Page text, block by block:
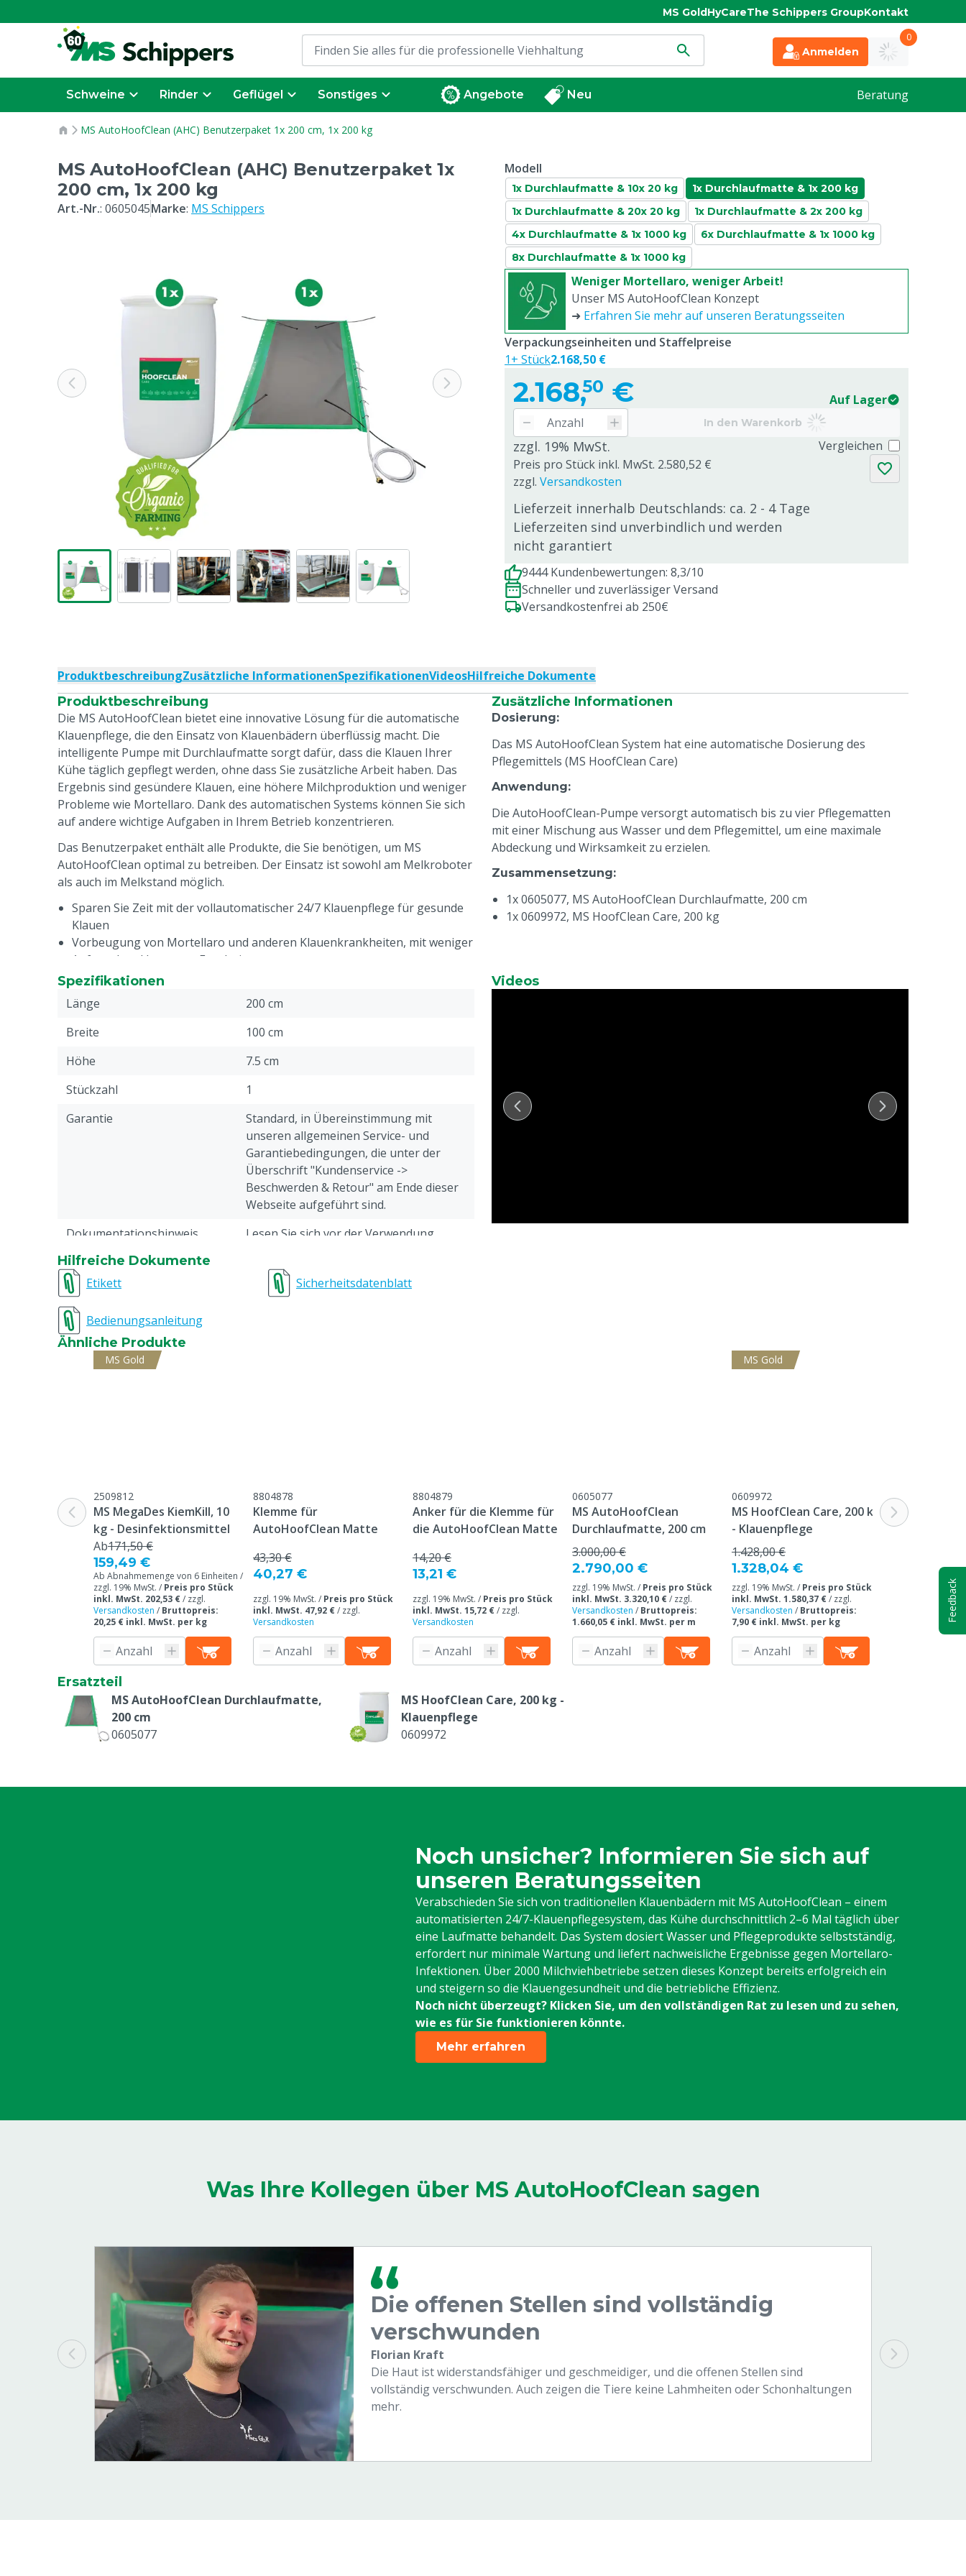
MS GoldHyCareThe Schippers GroupKontakt
Anmelden
0
Schweine Rinder Geflügel Sonstiges Angebote Neu Beratung
MS AutoHoofClean (AHC) Benutzerpaket 1x 200 cm, 1x 200 kg
MS AutoHoofClean (AHC) Benutzerpaket 1x
200 cm, 1x 200 kg
Art.-Nr.: 0605045Marke: MS Schippers
Modell
1x Durchlaufmatte & 10x 20 kg
1x Durchlaufmatte & 1x 200 kg
1x Durchlaufmatte & 20x 20 kg
1x Durchlaufmatte & 2x 200 kg
4x Durchlaufmatte & 1x 1000 kg
6x Durchlaufmatte & 1x 1000 kg
8x Durchlaufmatte & 1x 1000 kg
Weniger Mortellaro, weniger Arbeit!
Unser MS AutoHoofClean Konzept
➜ Erfahren Sie mehr auf unseren Beratungsseiten
2.168,50 € Auf Lager
In den Warenkorb
zzgl. 19% MwSt.
Preis pro Stück inkl. MwSt. 2.580,52 €
zzgl. Versandkosten
Lieferzeit innerhalb Deutschlands: ca. 2 - 4 Tage
Lieferzeiten sind unverbindlich und werden
nicht garantiert
Vergleichen
Verpackungseinheiten und Staffelpreise
1+ Stück2.168,50 €
9444 Kundenbewertungen: 8,3/10
Schneller und zuverlässiger Versand
Versandkostenfrei ab 250€
ProduktbeschreibungZusätzliche InformationenSpezifikationenVideosHilfreiche Dokumente
Produktbeschreibung
Die MS AutoHoofClean bietet eine innovative Lösung für die automatische
Klauenpflege, die den Einsatz von Klauenbädern überflüssig macht. Die
intelligente Pumpe mit Durchlaufmatte sorgt dafür, dass die Klauen Ihrer
Kühe täglich gepflegt werden, ohne dass Sie zusätzliche Arbeit haben. Das
Ergebnis sind gesündere Klauen, eine höhere Milchproduktion und weniger
Probleme wie Mortellaro. Dank des automatischen Systems können Sie sich
auf andere wichtige Aufgaben in Ihrem Betrieb konzentrieren.
Das Benutzerpaket enthält alle Produkte, die Sie benötigen, um MS
AutoHoofClean optimal zu betreiben. Der Einsatz ist sowohl am Melkroboter
als auch im Melkstand möglich.
Sparen Sie Zeit mit der vollautomatischer 24/7 Klauenpflege für gesunde
Klauen
Vorbeugung von Mortellaro und anderen Klauenkrankheiten, mit weniger
Aufwand und besseren Ergebnissen
Einfache Installation und minimale Wartung, keine Arbeit mehr mit
Vollständiges Eintauchen der Klauen für optimale Pflege
Bequem und stressfrei für die Kühe, ohne Verwendung von scharfen
Schnelle Ergebnisse mit bewährter Wirksamkeit
Zusätzliche Informationen
Dosierung:
Das MS AutoHoofClean System hat eine automatische Dosierung des
Pflegemittels (MS HoofClean Care)
Anwendung:
Die AutoHoofClean-Pumpe versorgt automatisch bis zu vier Pflegematten
mit einer Mischung aus Wasser und dem Pflegemittel, um eine maximale
Abdeckung und Wirksamkeit zu erzielen.
Zusammensetzung:
1x 0605077, MS AutoHoofClean Durchlaufmatte, 200 cm
1x 0609972, MS HoofClean Care, 200 kg
Spezifikationen
Länge
200 cm
Breite
100 cm
Höhe
7.5 cm
Stückzahl
1
Garantie
Standard, in Übereinstimmung mit
unseren allgemeinen Service- und
Garantiebedingungen, die unter der
Überschrift "Kundenservice ->
Beschwerden & Retour" am Ende dieser
Webseite aufgeführt sind.
Dokumentationshinweis
Lesen Sie sich vor der Verwendung
durch.
Tierarten
Rindvieh
Tierartenspezifisch
CLP-Verordnung
Videos
Hilfreiche Dokumente
Etikett
Sicherheitsdatenblatt
Bedienungsanleitung
Ähnliche Produkte
MS Gold
2509812
MS MegaDes KiemKill, 10
kg - Desinfektionsmittel
Ab171,50 €
159,49 €
Ab Abnahmemenge von 6 Einheiten /
zzgl. 19% MwSt. / Preis pro Stück
inkl. MwSt. 202,53 €/ zzgl.
Versandkosten / Bruttopreis:
20,25 € inkl. MwSt. per kg
8804878
Klemme für
AutoHoofClean Matte
43,30 €
40,27 €
zzgl. 19% MwSt. / Preis pro Stück
inkl. MwSt. 47,92 €/ zzgl.
Versandkosten
8804879
Anker für die Klemme für
die AutoHoofClean Matte
14,20 €
13,21 €
zzgl. 19% MwSt. / Preis pro Stück
inkl. MwSt. 15,72 €/ zzgl.
Versandkosten
0605077
MS AutoHoofClean
Durchlaufmatte, 200 cm
3.000,00 €
2.790,00 €
zzgl. 19% MwSt. / Preis pro Stück
inkl. MwSt. 3.320,10 €/ zzgl.
Versandkosten / Bruttopreis:
1.660,05 € inkl. MwSt. per m
MS Gold
0609972
MS HoofClean Care, 200 kg
- Klauenpflege
1.428,00 €
1.328,04 €
zzgl. 19% MwSt. / Preis pro Stück
inkl. MwSt. 1.580,37 €/ zzgl.
Versandkosten / Bruttopreis:
7,90 € inkl. MwSt. per kg
M0608903
MS
Klauenschutz
92,53 €
zzgl. 19% MwSt. /
inkl. MwSt.
Versandkosten/
5,01 € inkl.
Ersatzteil
MS AutoHoofClean Durchlaufmatte,
200 cm
0605077
MS HoofClean Care, 200 kg -
Klauenpflege
0609972
Noch unsicher? Informieren Sie sich auf
unseren Beratungsseiten
Verabschieden Sie sich von traditionellen Klauenbädern mit MS AutoHoofClean – einem
automatisierten 24/7-Klauenpflegesystem, das Kühe durchschnittlich 2–6 Mal täglich über
eine Laufmatte behandelt. Das System dosiert Wasser und Pflegeprodukte selbstständig,
erfordert nur minimale Wartung und liefert nachweisliche Ergebnisse gegen Mortellaro-
Infektionen. Über 2000 Milchviehbetriebe setzen dieses Konzept bereits erfolgreich ein
und steigern so die Klauengesundheit und die betriebliche Effizienz.
Noch nicht überzeugt? Klicken Sie, um den vollständigen Rat zu lesen und zu sehen,
wie es für Sie funktionieren könnte.
Mehr erfahren
Was Ihre Kollegen über MS AutoHoofClean sagen
Die offenen Stellen sind vollständig
verschwunden
Florian Kraft
Die Haut ist widerstandsfähiger und geschmeidiger, und die offenen Stellen sind
vollständig verschwunden. Auch zeigen die Tiere keine Lahmheiten oder Schonhaltungen
mehr.
Feedback